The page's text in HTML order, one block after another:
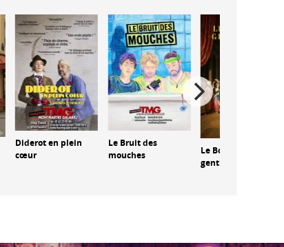
Diderot en plein
cœur
Le Bruit des
mouches
Le Bourgeois
gentilhomme